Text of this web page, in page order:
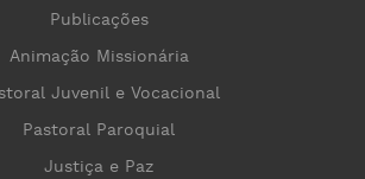
Publicações
Animação Missionária
Juvenil e Vocacional
Pastoral Paroquial
Justiça e Paz